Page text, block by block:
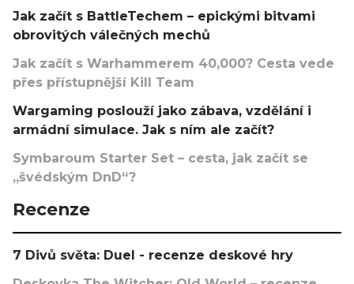
Jak začít s BattleTechem – epickými bitvami
obrovitých válečných mechů
Jak začít s Warhammerem 40,000? Cesta vede
přes přístupnější Kill Team
Wargaming poslouží jako zábava, vzdělání i
armádní simulace. Jak s ním ale začít?
Symbaroum Starter Set – cesta, jak začít se
„švédským DnD“?
Recenze
7 Divů světa: Duel - recenze deskové hry